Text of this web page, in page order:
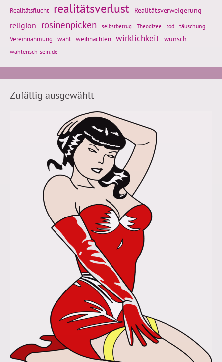
Realitätsflucht realitätsverlust Realitätsverweigerung
religion rosinenpicken selbstbetrug Theodizee tod täuschung
Vereinnahmung wahl weihnachten wirklichkeit wunsch
wählerisch-sein.de
Zufällig ausgewählt